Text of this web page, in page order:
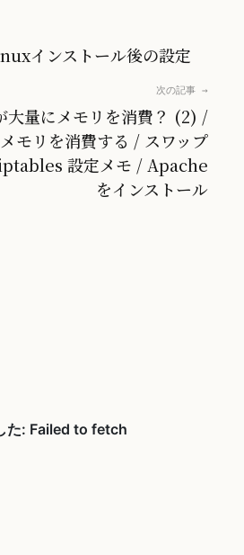
インストール後の設定
次の記事 →
量にメモリを消費？ (2) /
モリを消費する / スワップ
設定メモ / Apache
をインストール